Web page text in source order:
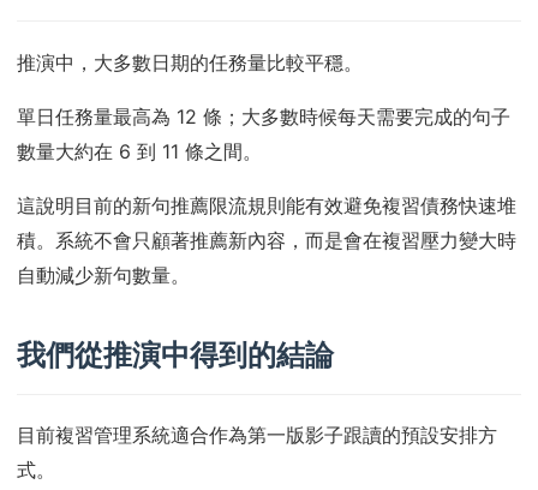
推演中，大多數日期的任務量比較平穩。
單日任務量最高為 12 條；大多數時候每天需要完成的句子
數量大約在 6 到 11 條之間。
這說明目前的新句推薦限流規則能有效避免複習債務快速堆
積。系統不會只顧著推薦新內容，而是會在複習壓力變大時
自動減少新句數量。
我們從推演中得到的結論
目前複習管理系統適合作為第一版影子跟讀的預設安排方
式。